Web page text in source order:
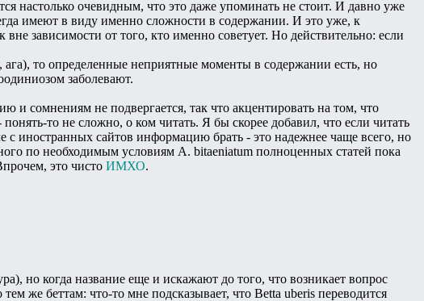
настолько очевидным, что это даже упоминать не стоит. И давно уже
имеют в виду именно сложности в содержании. И это уже, к
зависимости от того, кто именно советует. Но действительно: если
то определенные неприятные моменты в содержании есть, но
заболевают.
сомнениям не подвергается, так что акцентировать на том, что
то не сложно, о ком читать. Я бы скорее добавил, что если читать
с иностранных сайтов информацию брать - это надежнее чаще всего, но
по необходимым условиям A. bitaeniatum полноценных статей пока
это чисто ИМХО.
но когда название еще и искажают до того, что возникает вопрос
же беттам: что-то мне подсказывает, что Betta uberis переводится